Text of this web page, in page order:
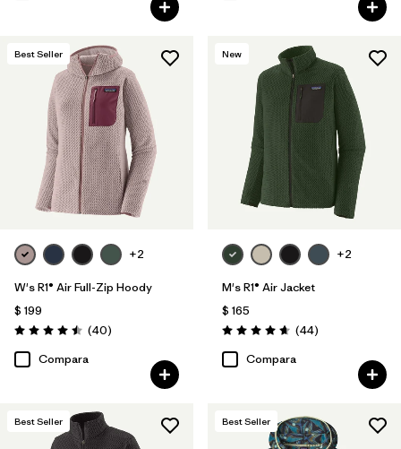
Best Seller
+2
W's R1® Air Full-Zip Hoody
$ 199
Valoración: 4.5 / 5
(40Comentarios
)
Compara
New
+2
M's R1® Air Jacket
$ 165
Valoración: 4.7 / 5
(44Comentarios
)
Compara
Best Seller Best Seller